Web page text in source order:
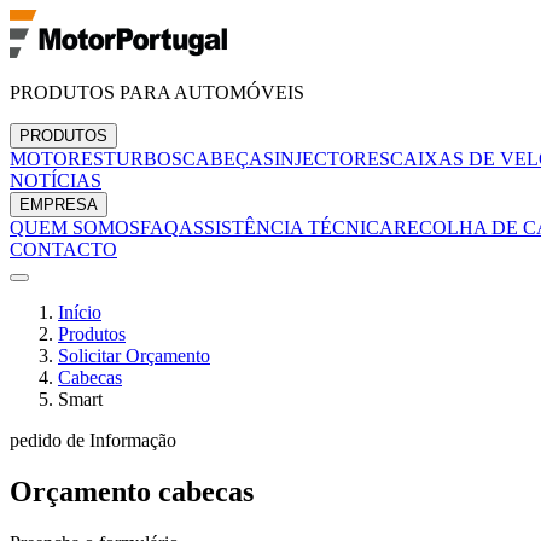
PRODUTOS PARA AUTOMÓVEIS
PRODUTOS
MOTORESTURBOSCABEÇASINJECTORESCAIXAS DE
NOTÍCIAS
EMPRESA
QUEM SOMOSFAQASSISTÊNCIA TÉCNICARECOLHA DE
CONTACTO
Início
Produtos
Solicitar Orçamento
Cabecas
Smart
pedido de Informação
Orçamento cabecas